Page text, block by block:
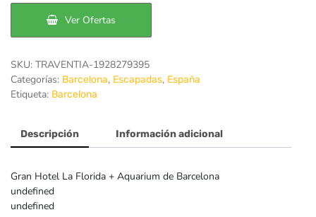
era:
200€.
es:
164€.
Ver Ofertas
SKU: TRAVENTIA-1928279395
Categorías: Barcelona, Escapadas, España
Etiqueta: Barcelona
Descripción Información adicional
Gran Hotel La Florida + Aquarium de Barcelona
undefined
undefined